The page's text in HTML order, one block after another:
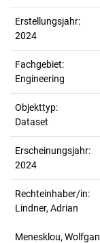
Erstellungsjahr:
2024
Fachgebiet:
Engineering
Objekttyp:
Dataset
Erscheinungsjahr:
2024
Rechteinhaber/in:
Lindner, Adrian
Menesklou,